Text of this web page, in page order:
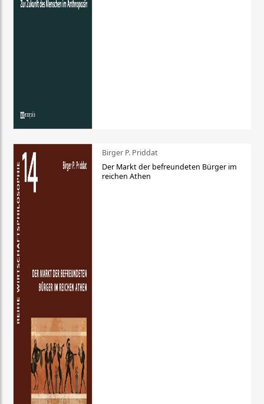
Birger P. Priddat
Der Markt der befreundeten Bürger im
reichen Athen